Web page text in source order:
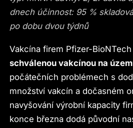
dnech účinnost: 95 %
po dobu dvou týdnů
Vakcína firem Pfizer-
schválenou vakcínou na
počátečních problémech s
množství vakcín a dočasném
navyšování výrobní kapacity
konce března dodá původní